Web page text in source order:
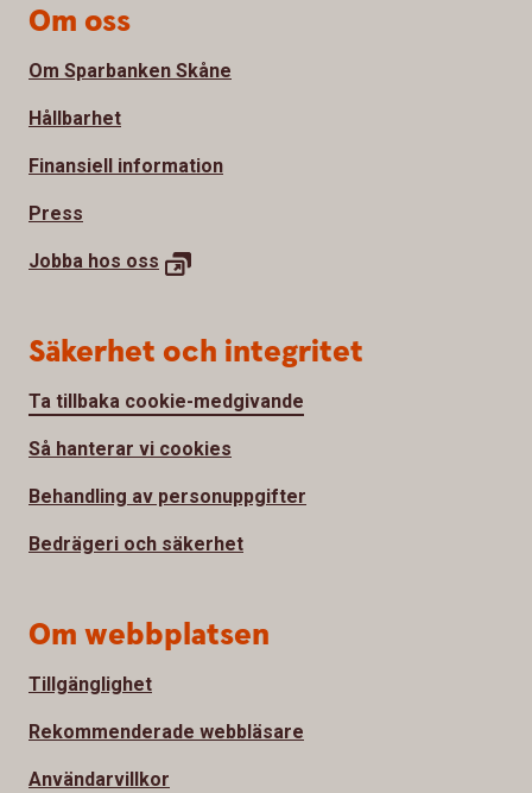
Om oss
Om Sparbanken Skåne
Hållbarhet
Finansiell information
Press
Jobba hos oss
Säkerhet och integritet
Ta tillbaka cookie-medgivande
Så hanterar vi cookies
Behandling av personuppgifter
Bedrägeri och säkerhet
Om webbplatsen
Tillgänglighet
Rekommenderade webbläsare
Användarvillkor